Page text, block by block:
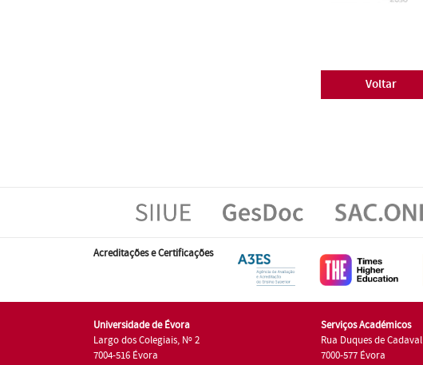
Voltar
Acreditações e Certificações
Universidade de Évora
Largo dos Colegiais, Nº 2
7004-516 Évora
Serviços Académicos
Rua Duques de Cadaval
7000-577 Évora